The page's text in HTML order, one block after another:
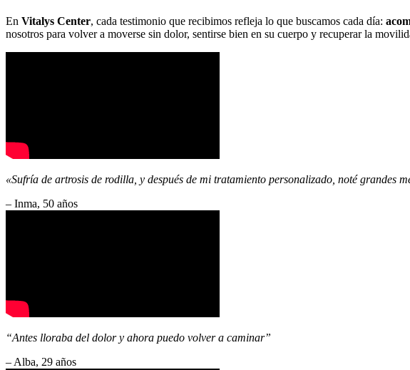
En Vitalys Center, cada testimonio que recibimos refleja lo que buscamos cada día:
nosotros para volver a moverse sin dolor, sentirse bien en su cuerpo y recuperar la
«Sufría de artrosis de rodilla, y después de mi tratamiento personalizado, noté grandes
– Inma, 50 años
“Antes lloraba del dolor y ahora puedo volver a caminar”
– Alba, 29 años